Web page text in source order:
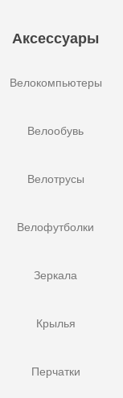
Аксессуары
Велокомпьютеры
Велообувь
Велотрусы
Велофутболки
Зеркала
Крылья
Перчатки